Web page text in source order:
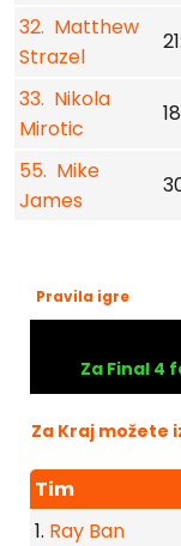
32. Matthew
Strazel
33. Nikola
Mirotic
55. Mike
James
Pravila igre
Za Final 4
Za Kraj možete
Tim
1. Ray Ban